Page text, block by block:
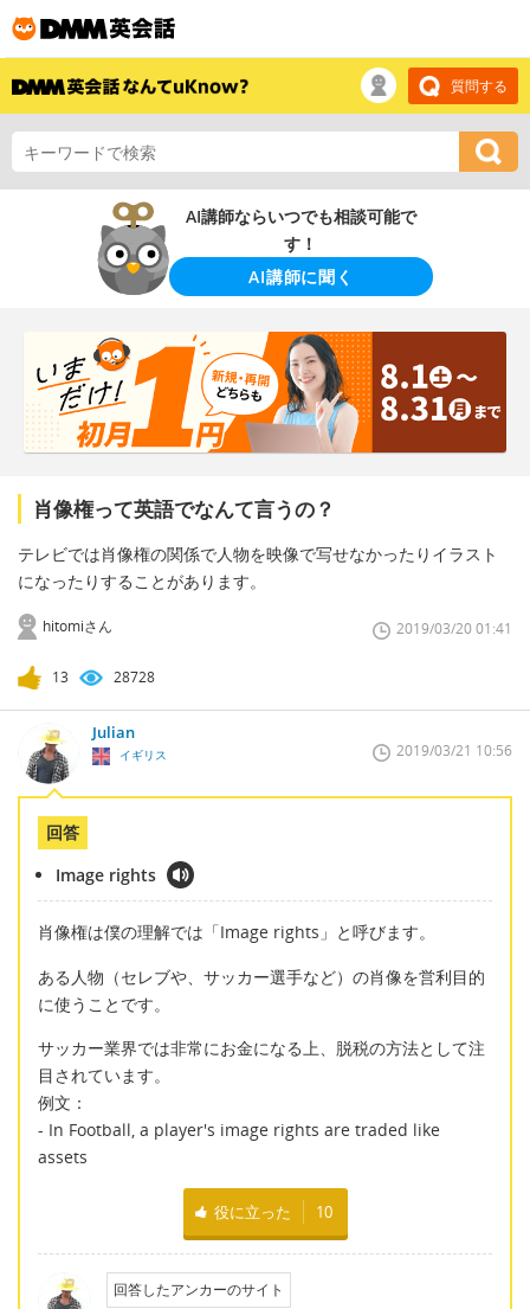
質問する
AI講師ならいつでも相談可能で
す！
AI講師に聞く
肖像権って英語でなんて言うの？
テレビでは肖像権の関係で人物を映像で写せなかったりイラスト
になったりすることがあります。
hitomiさん 2019/03/20 01:41
13 28728
Julian
イギリス 2019/03/21 10:56
回答
Image rights
肖像権は僕の理解では「Image rights」と呼びます。
ある人物（セレブや、サッカー選手など）の肖像を営利目的
に使うことです。
サッカー業界では非常にお金になる上、脱税の方法として注
目されています。
例文：
- In Football, a player's image rights are traded like
assets
役に立った 10
回答したアンカーのサイト